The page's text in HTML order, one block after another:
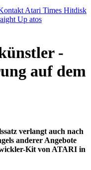
Atari Times Hitdisk
Up atos
-
auf dem
verlangt auch nach
anderer Angebote
Kit von ATARI in